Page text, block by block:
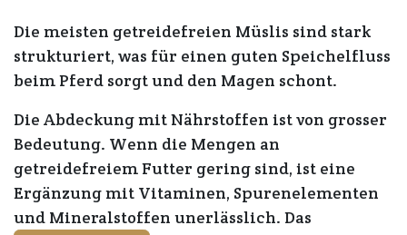
Die meisten getreidefreien Müslis sind stark
strukturiert, was für einen guten Speichelfluss
beim Pferd sorgt und den Magen schont.
Die Abdeckung mit Nährstoffen ist von grosser
Bedeutung. Wenn die Mengen an
getreidefreiem Futter gering sind, ist eine
Ergänzung mit Vitaminen, Spurenelementen
und Mineralstoffen unerlässlich. Das